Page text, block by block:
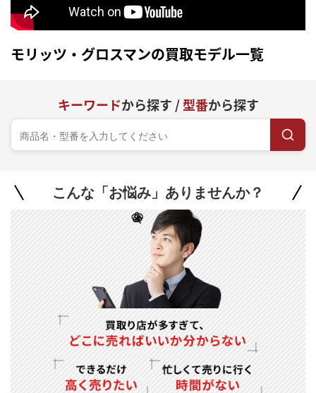
モリッツ・グロスマンの買取モデル一覧
キーワードから探す /型番から探す
こんな「お悩み」ありませんか？